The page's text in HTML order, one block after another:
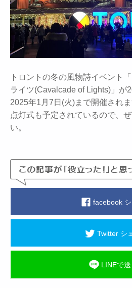
トロントの冬の風物詩イベント
ライツ(Cavalcade of Lights)」が
2025年1月7日(火)まで開催され
点灯式も予定されているので、
い。
facebook
Twitter シ
LINEで送